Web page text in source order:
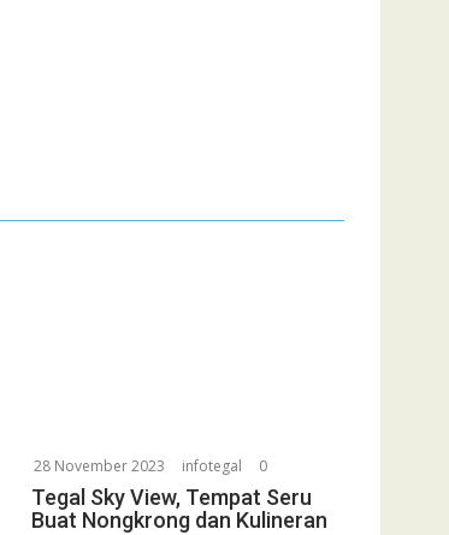
28 November 2023 infotegal 0
Tegal Sky View, Tempat Seru
Buat Nongkrong dan Kulineran